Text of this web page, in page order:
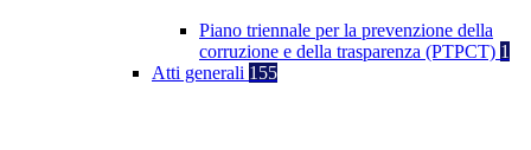
Piano triennale per la prevenzione della
corruzione e della trasparenza (PTPCT) 1
Atti generali 155